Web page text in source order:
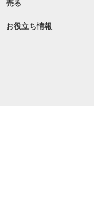
売る
お役立ち情報